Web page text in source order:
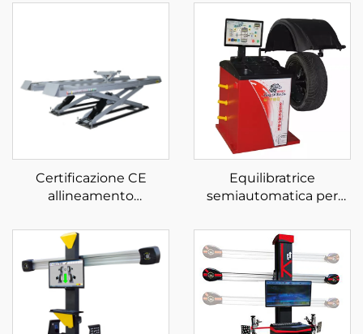
Certificazione CE
allineamento
pompa idraulica per
auto sollevatore per
auto per fabbrica di
servizi automobilistici
Equilibratrice
semiautomatica per
Equilibratrice per ruote
con certificazione CE